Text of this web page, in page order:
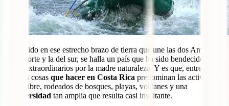
Escondido en ese estrecho brazo de tierra que une las dos Américas,
la del norte y la del sur, se halla un país que ha sido bendecido con
dones extraordinarios por la madre naturaleza. Y es que, entre las
mejores cosas que hacer en Costa Rica predominan las actividades
al aire libre, rodeados de bosques, playas, volcanes y una
biodiversidad tan amplia que resulta casi insultante.